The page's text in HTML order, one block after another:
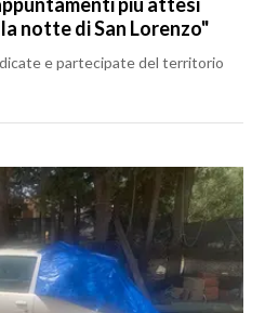
notte di San Lorenzo"
e partecipate del territorio